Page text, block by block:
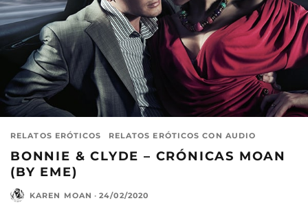
RELATOS ERÓTICOS RELATOS ERÓTICOS CON AUDIO
BONNIE & CLYDE – CRÓNICAS MOAN
(BY EME)
KAREN MOAN · 24/02/2020